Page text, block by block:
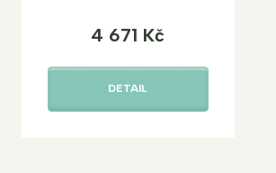
4 671 Kč
DETAIL